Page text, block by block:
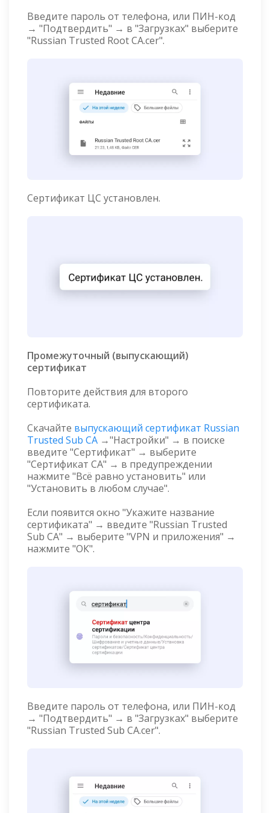
Введите пароль от телефона, или ПИН-код
→ "Подтвердить" → в "Загрузках" выберите
"Russian Trusted Root CA.cer".
Сертификат ЦС установлен.
Промежуточный (выпускающий)
сертификат
Повторите действия для второго
сертификата.
Скачайте выпускающий сертификат Russian
Trusted Sub CA →"Настройки" → в поиске
введите "Сертификат" → выберите
"Сертификат CA" → в предупреждении
нажмите "Всё равно установить" или
"Установить в любом случае".
Если появится окно "Укажите название
сертификата" → введите "Russian Trusted
Sub CA" → выберите "VPN и приложения" →
нажмите "ОК".
Введите пароль от телефона, или ПИН-код
→ "Подтвердить" → в "Загрузках" выберите
"Russian Trusted Sub CA.cer".